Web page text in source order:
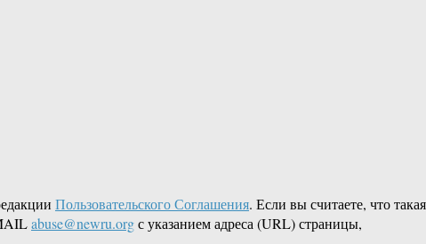
Пользовательского Соглашения. Если вы считаете, что такая
abuse@newru.orgс указанием адреса (URL) страницы,